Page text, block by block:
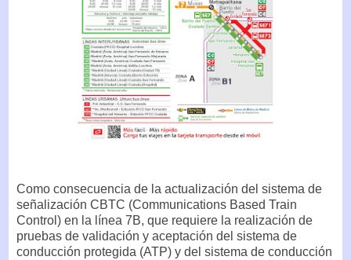
Como consecuencia de la actualización del sistema de
señalización CBTC (Communications Based Train
Control) en la línea 7B, que requiere la realización de
pruebas de validación y aceptación del sistema de
conducción protegida (ATP) y del sistema de conducción